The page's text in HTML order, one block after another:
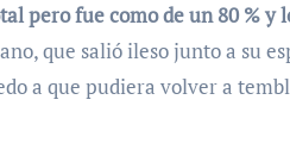
pero fue como de un 80 % y
que salió ileso junto a su
a que pudiera volver a